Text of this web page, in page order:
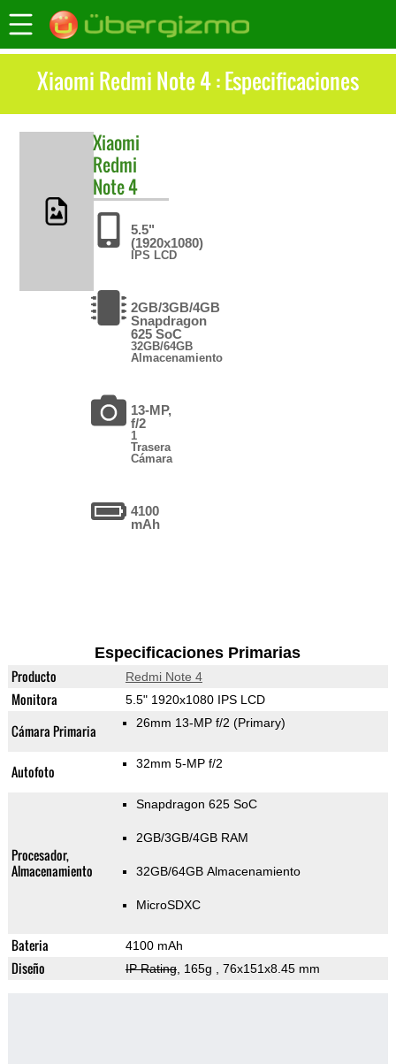
Xiaomi Redmi Note 4 : Especificaciones
Xiaomi
Redmi
Note 4
5.5"
(1920x1080)
IPS LCD
2GB/3GB/4GB
Snapdragon
625 SoC
32GB/64GB
Almacenamiento
13-MP,
f/2
1
Trasera
Cámara
4100
mAh
Especificaciones Primarias
Producto Redmi Note 4
Monitora 5.5" 1920x1080 IPS LCD
Cámara Primaria 26mm 13-MP f/2 (Primary)
Autofoto 32mm 5-MP f/2
Procesador,
Almacenamiento
Snapdragon 625 SoC
2GB/3GB/4GB RAM
32GB/64GB Almacenamiento
MicroSDXC
Bateria 4100 mAh
Diseño IP Rating, 165g , 76x151x8.45 mm